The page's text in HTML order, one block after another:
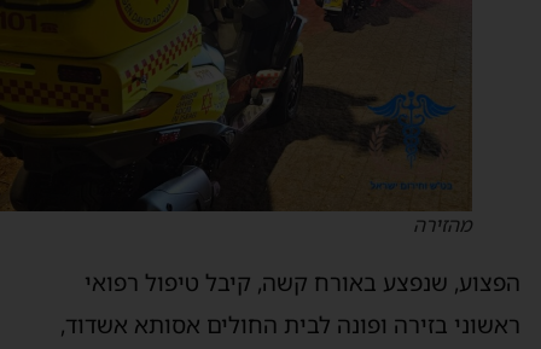
מהזירה
שנפצע באורח קשה, קיבל טיפול רפואי
בזירה ופונה לבית החולים אסותא אשדוד,